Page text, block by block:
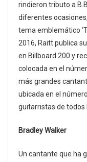
rindieron tributo a
diferentes
tema emblemático
2016, Raitt publica
en Billboard 200 y
colocada en el
más grandes
ubicada en el
guitarristas de todos
Bradley Walker
Un cantante que ha